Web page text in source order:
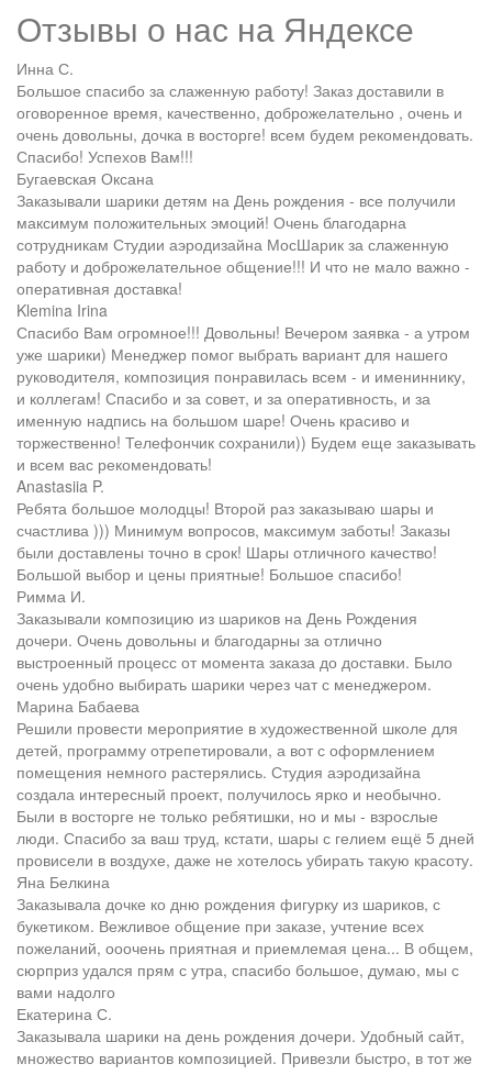
Отзывы о нас на Яндексе
Инна С.
Большое спасибо за слаженную работу! Заказ доставили в
оговоренное время, качественно, доброжелательно , очень и
очень довольны, дочка в восторге! всем будем рекомендовать.
Спасибо! Успехов Вам!!!
Бугаевская Оксана
Заказывали шарики детям на День рождения - все получили
максимум положительных эмоций! Очень благодарна
сотрудникам Студии аэродизайна МосШарик за слаженную
работу и доброжелательное общение!!! И что не мало важно -
оперативная доставка!
Klemina Irina
Спасибо Вам огромное!!! Довольны! Вечером заявка - а утром
уже шарики) Менеджер помог выбрать вариант для нашего
руководителя, композиция понравилась всем - и имениннику,
и коллегам! Спасибо и за совет, и за оперативность, и за
именную надпись на большом шаре! Очень красиво и
торжественно! Телефончик сохранили)) Будем еще заказывать
и всем вас рекомендовать!
Anastasiia P.
Ребята большое молодцы! Второй раз заказываю шары и
счастлива ))) Минимум вопросов, максимум заботы! Заказы
были доставлены точно в срок! Шары отличного качество!
Большой выбор и цены приятные! Большое спасибо!
Римма И.
Заказывали композицию из шариков на День Рождения
дочери. Очень довольны и благодарны за отлично
выстроенный процесс от момента заказа до доставки. Было
очень удобно выбирать шарики через чат с менеджером.
Марина Бабаева
Решили провести мероприятие в художественной школе для
детей, программу отрепетировали, а вот с оформлением
помещения немного растерялись. Студия аэродизайна
создала интересный проект, получилось ярко и необычно.
Были в восторге не только ребятишки, но и мы - взрослые
люди. Спасибо за ваш труд, кстати, шары с гелием ещё 5 дней
провисели в воздухе, даже не хотелось убирать такую красоту.
Яна Белкина
Заказывала дочке ко дню рождения фигурку из шариков, с
букетиком. Вежливое общение при заказе, учтение всех
пожеланий, ооочень приятная и приемлемая цена... В общем,
сюрприз удался прям с утра, спасибо большое, думаю, мы с
вами надолго
Екатерина С.
Заказывала шарики на день рождения дочери. Удобный сайт,
множество вариантов композицией. Привезли быстро, в тот же